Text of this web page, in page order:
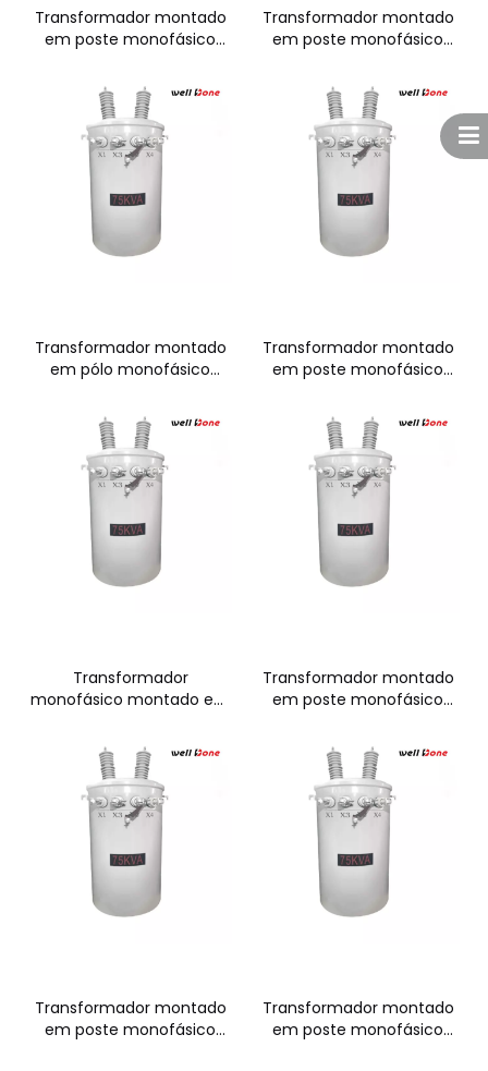
Transformador montado
em poste monofásico
Transformador montado
em poste monofásico
Transformador montado
em pólo monofásico
Transformador montado
em poste monofásico
Transformador
monofásico montado em
Transformador montado
em poste monofásico
Transformador montado
em poste monofásico
Transformador montado
em poste monofásico